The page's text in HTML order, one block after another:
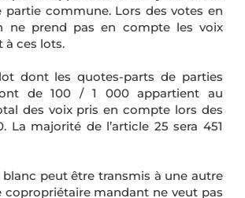
partie commune. Lors des votes en
ne prend pas en compte les voix
à ces lots.
dont les quotes-parts de parties
de 100 / 1 000 appartient au
des voix pris en compte lors des
La majorité de l’article 25 sera 451
peut être transmis à une autre
copropriétaire mandant ne veut pas